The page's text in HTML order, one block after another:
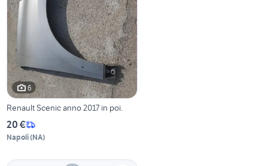
6
Renault Scenic anno 2017 in poi.
20 €
Napoli(NA)